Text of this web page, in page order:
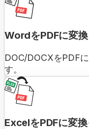
WordをPDFに変換
DOC/DOCXをPDF
す。
ExcelをPDFに変換